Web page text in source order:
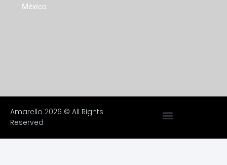
México
Amarello 2026 © All Rights
Reserved